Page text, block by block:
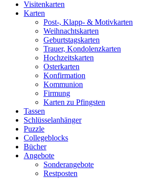
Visitenkarten
Karten
Post-, Klapp- & Motivkarten
Weihnachtskarten
Geburtstagskarten
Trauer, Kondolenzkarten
Hochzeitskarten
Osterkarten
Konfirmation
Kommunion
Firmung
Karten zu Pfingsten
Tassen
Schlüsselanhänger
Puzzle
Collegeblocks
Bücher
Angebote
Sonderangebote
Restposten